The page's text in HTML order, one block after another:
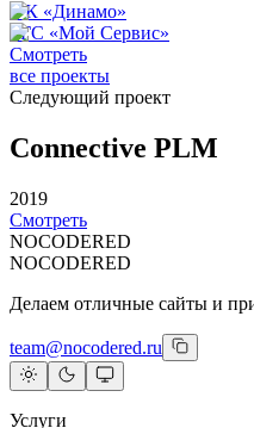
ФК «Динамо»
РГС «Мой Сервис»
Смотреть
все проекты
Следующий проект
Connective PLM
2019
Смотреть
NOCODERED
NOCODERED
Делаем отличные сайты и
team@nocodered.ru
Услуги